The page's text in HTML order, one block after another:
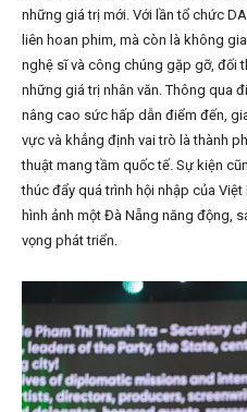
những giá trị mới. Với lần tổ chức
liên hoan phim, mà còn là không
nghệ sĩ và công chúng gặp gỡ, đối
những giá trị nhân văn. Thông qua
nâng cao sức hấp dẫn điểm đến,
vực và khẳng định vai trò là thành
thuật mang tầm quốc tế. Sự kiện
thúc đẩy quá trình hội nhập của
hình ảnh một Đà Nẵng năng động,
vọng phát triển.